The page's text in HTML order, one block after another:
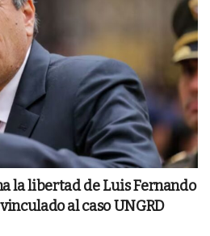
la libertad de Luis Fernando
al caso UNGRD